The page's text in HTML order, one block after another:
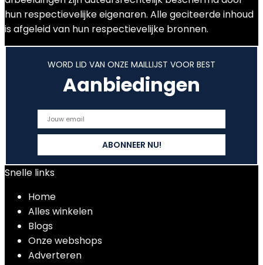
hun respectievelijke eigenaren. Alle geciteerde inhoud
is afgeleid van hun respectievelijke bronnen.
WORD LID VAN ONZE MAILLIJST VOOR BEST
Aanbiedingen
Snelle links
Home
Alles winkelen
Blogs
Onze webshops
Adverteren